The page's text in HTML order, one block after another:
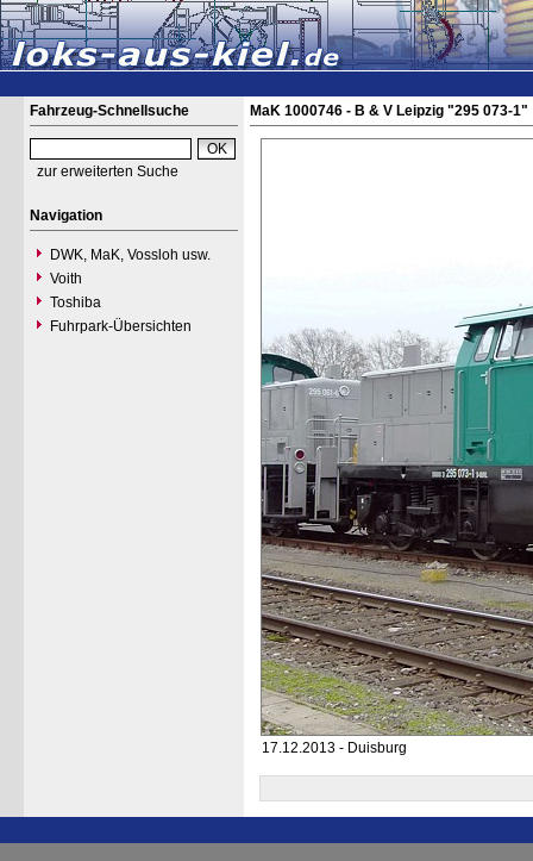
Fahrzeug-Schnellsuche
zur erweiterten Suche
Navigation
DWK, MaK, Vossloh usw.
Voith
Toshiba
Fuhrpark-Übersichten
MaK 1000746 - B & V Leipzig "295 073-1"
17.12.2013 - Duisburg